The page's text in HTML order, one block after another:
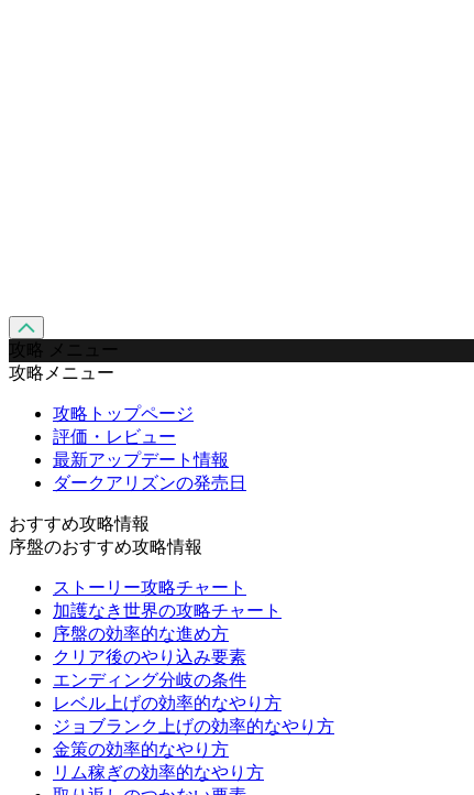
攻略 メニュー
攻略メニュー
攻略トップページ
評価・レビュー
最新アップデート情報
ダークアリズンの発売日
おすすめ攻略情報
序盤のおすすめ攻略情報
ストーリー攻略チャート
加護なき世界の攻略チャート
序盤の効率的な進め方
クリア後のやり込み要素
エンディング分岐の条件
レベル上げの効率的なやり方
ジョブランク上げの効率的なやり方
金策の効率的なやり方
リム稼ぎの効率的なやり方